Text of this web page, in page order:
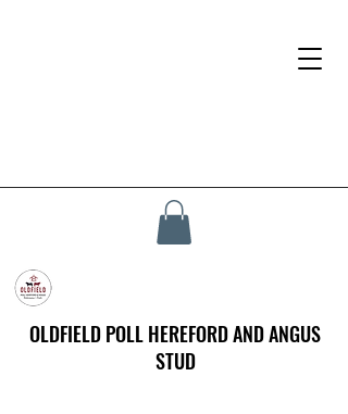
OLDFIELD POLL HEREFORD AND ANGUS
STUD